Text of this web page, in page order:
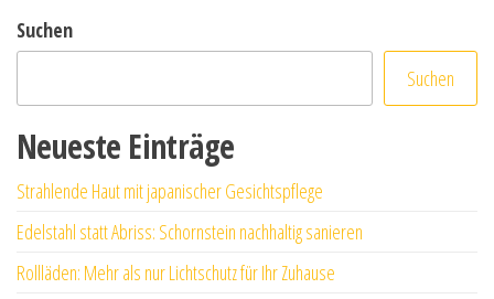
Suchen
Suchen
Neueste Einträge
Strahlende Haut mit japanischer Gesichtspflege
Edelstahl statt Abriss: Schornstein nachhaltig sanieren
Rollläden: Mehr als nur Lichtschutz für Ihr Zuhause